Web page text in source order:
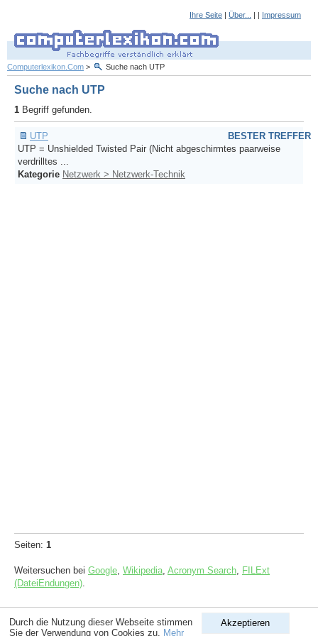
Ihre Seite | Über... | | Impressum
Computerlexikon.Com > Suche nach UTP
Suche nach UTP
1 Begriff gefunden.
BESTER TREFFER
UTP
UTP = Unshielded Twisted Pair (Nicht abgeschirmtes paarweise
verdrilltes ...
Kategorie Netzwerk > Netzwerk-Technik
Seiten: 1
Weitersuchen bei Google Wikipedia Acronym Search FILExt
(DateiEndungen)
Akzeptieren
Durch die Nutzung dieser Webseite stimmen
Sie der Verwendung von Cookies zu. Mehr
| All rights reserved.